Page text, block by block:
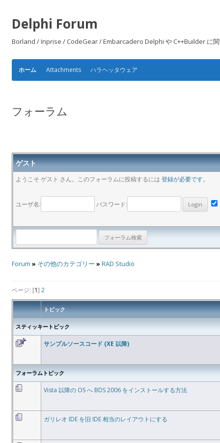
Delphi Forum
Borland / Inprise / CodeGear / Embarcadero Delphi や C++Builder に
ホーム Attachments ハラヘッタウェア
フォーラム
ゲスト
ようこそ ゲスト さん。このフォーラムに投稿するには 登録が必要です。
ユーザ名: パスワード:
Forum » その他のカテゴリー » RAD Studio
ページ: [1] 2
トピック
スティッキートピック
サンプルソースコード (XE 以降)
フォーラムトピック
Vista 以降の OS へ BDS 2006 をインストールする方法
ガリレオ IDE を旧 IDE 相当のレイアウトにする